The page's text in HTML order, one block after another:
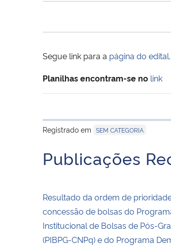
Segue link para a página do edital.
Planilhas encontram-se no link
Registrado em SEM CATEGORIA
Publicações
Resultado da ordem de
concessão de bolsas do
Institucional de Bolsas de Pós-
(PIBPG-CNPq) e do Programa